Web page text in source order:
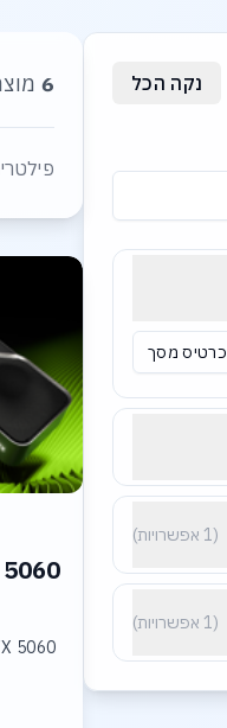
נקה הכל
כרטיס מסך
(1 אפשרויות)
(1 אפשרויות)
6
5060